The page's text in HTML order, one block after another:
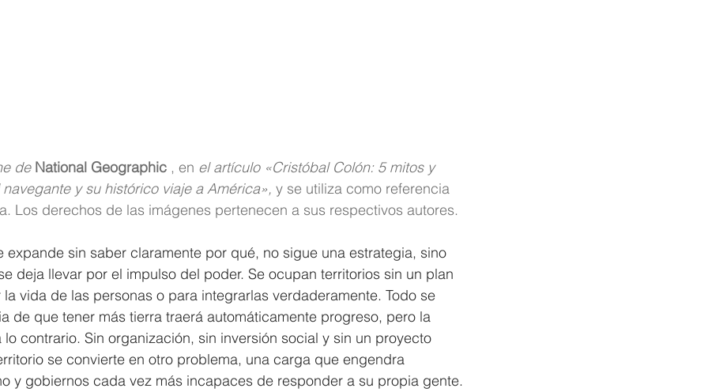
de National Geographic , en el artículo «Cristóbal Colón: 5 mitos y
y su histórico viaje a América», y se utiliza como referencia
Los derechos de las imágenes pertenecen a sus respectivos autores.
expande sin saber claramente por qué, no sigue una estrategia, sino
deja llevar por el impulso del poder. Se ocupan territorios sin un plan
vida de las personas o para integrarlas verdaderamente. Todo se
de que tener más tierra traerá automáticamente progreso, pero la
lo contrario. Sin organización, sin inversión social y sin un proyecto
se convierte en otro problema, una carga que engendra
y gobiernos cada vez más incapaces de responder a su propia gente.